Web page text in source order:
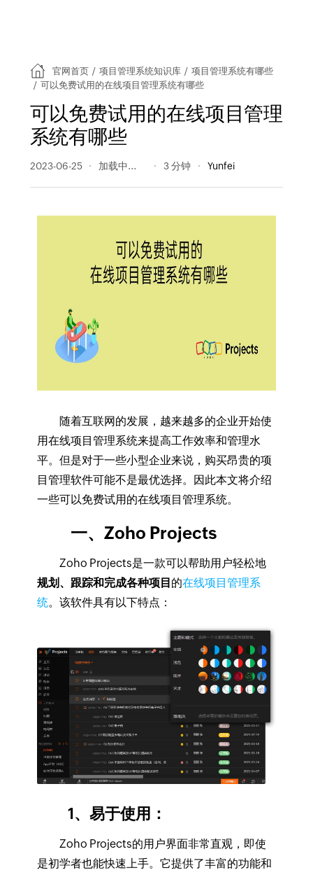
官网首页 / 项目管理系统知识库 / 项目管理系统有哪些
/ 可以免费试用的在线项目管理系统有哪些
可以免费试用的在线项目管理
系统有哪些
2023-06-25 355 阅读量 3 分钟 Yunfei
随着互联网的发展，越来越多的企业开始使
用在线项目管理系统来提高工作效率和管理水
平。但是对于一些小型企业来说，购买昂贵的项
目管理软件可能不是最优选择。因此本文将介绍
一些可以免费试用的在线项目管理系统。
一、Zoho Projects
Zoho Projects是一款可以帮助用户轻松地
规划、跟踪和完成各种项目的在线项目管理系
统。该软件具有以下特点：
1、易于使用：
Zoho Projects的用户界面非常直观，即使
是初学者也能快速上手。它提供了丰富的功能和